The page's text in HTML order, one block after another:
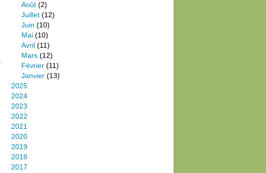
Août (2)
Juillet (12)
Juin (10)
Mai (10)
Avril (11)
Mars (12)
Février (11)
Janvier (13)
2025
2024
2023
2022
2021
2020
2019
2018
2017